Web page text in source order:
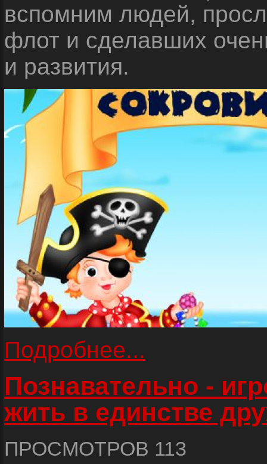
вспомним людей,
флот и сделавших
и развития.
Подробнее...
Познавательно -
жить в единстве
ПРОСМОТРОВ 113